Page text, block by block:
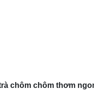
chôm chôm thơm